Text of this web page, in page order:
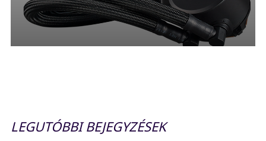
LEGUTÓBBI BEJEGYZÉSEK